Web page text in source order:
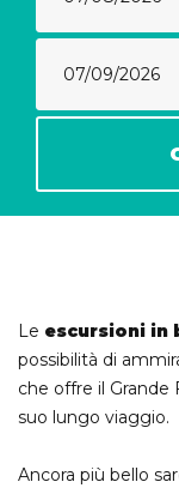
Le escursioni in
possibilità di
che offre il Grande
suo lungo viaggio.
Ancora più bello